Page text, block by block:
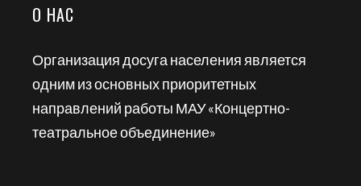
О НАС
Организация досуга населения является
одним из основных приоритетных
направлений работы МАУ «Концертно-
театральное объединение»